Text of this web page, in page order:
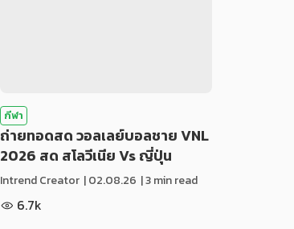
กีฬา
ถ่ายทอดสด วอลเลย์บอลชาย VNL
2026 สด สโลวีเนีย Vs ญี่ปุ่น
Intrend Creator |02.08.26 | 3 min read
6.7k